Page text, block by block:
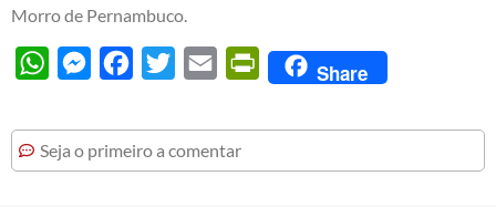
Morro de Pernambuco.
WhatsAppMessengerFacebook
Twitter Email PrintFriendly
Share
Seja o primeiro a comentar